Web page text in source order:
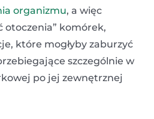
organizmu, a więc
otoczenia” komórek,
które mogłyby zaburzyć
szczególnie w
po jej zewnętrznej